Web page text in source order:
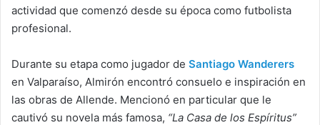
actividad que comenzó desde su época como futbolista
profesional.
Durante su etapa como jugador de Santiago Wanderers
en Valparaíso, Almirón encontró consuelo e inspiración en
las obras de Allende. Mencionó en particular que le
cautivó su novela más famosa, “La Casa de los Espíritus”